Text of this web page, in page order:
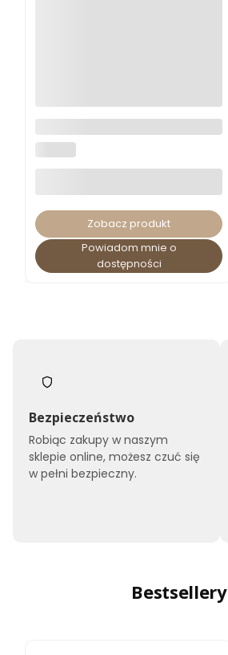
ekoskóra płoza
Zobacz produkt
Powiadom mnie o
dostępności
Bezpieczeństwo
Robiąc zakupy w naszym
sklepie online, możesz czuć się
w pełni bezpieczny.
Bestsellery